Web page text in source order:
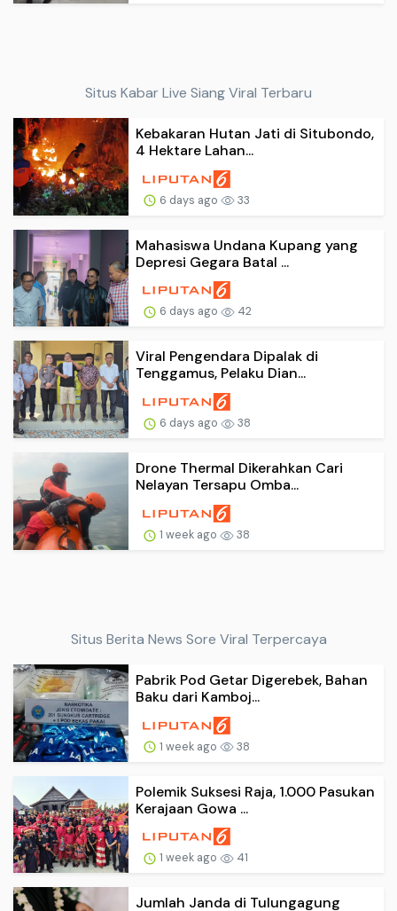
Situs Kabar Live Siang Viral Terbaru
Kebakaran Hutan Jati di Situbondo,
4 Hektare Lahan...
6 days ago 33
Mahasiswa Undana Kupang yang
Depresi Gegara Batal ...
6 days ago 42
Viral Pengendara Dipalak di
Tenggamus, Pelaku Dian...
6 days ago 38
Drone Thermal Dikerahkan Cari
Nelayan Tersapu Omba...
1 week ago 38
Situs Berita News Sore Viral Terpercaya
Pabrik Pod Getar Digerebek, Bahan
Baku dari Kamboj...
1 week ago 38
Polemik Suksesi Raja, 1.000 Pasukan
Kerajaan Gowa ...
1 week ago 41
Jumlah Janda di Tulungagung